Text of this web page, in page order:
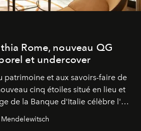
Rome, nouveau QG
et undercover
patrimoine et aux savoirs-faire de
cinq étoiles situé en lieu et
de la Banque d'Italie célèbre l'art
toute son élégance intemporelle.